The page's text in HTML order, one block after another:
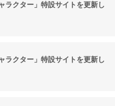
ラクター」特設サイトを更新し
ラクター」特設サイトを更新し